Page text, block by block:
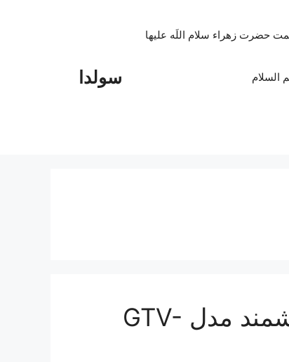
سولدا
حضرت زهراء سلام اللَه علیها
السلام
تلویزیون جی پلاس 40 اینچ هوشمند مدل GTV-